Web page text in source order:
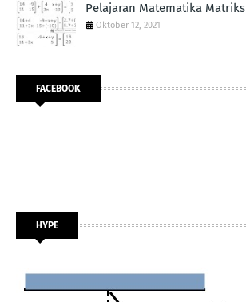
Pelajaran Matematika Matriks
Oktober 12, 2021
FACEBOOK
HYPE